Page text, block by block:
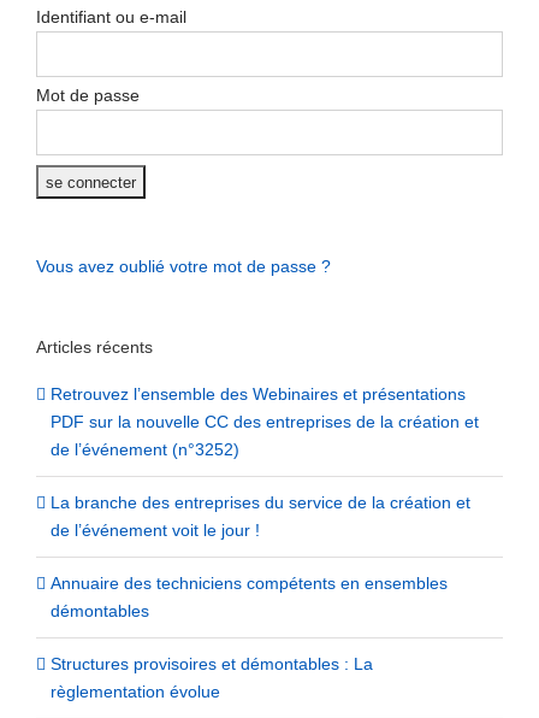
Identifiant ou e-mail
Mot de passe
Vous avez oublié votre mot de passe ?
Articles récents
Retrouvez l’ensemble des Webinaires et présentations
PDF sur la nouvelle CC des entreprises de la création et
de l’événement (n°3252)
La branche des entreprises du service de la création et
de l’événement voit le jour !
Annuaire des techniciens compétents en ensembles
démontables
Structures provisoires et démontables : La
règlementation évolue